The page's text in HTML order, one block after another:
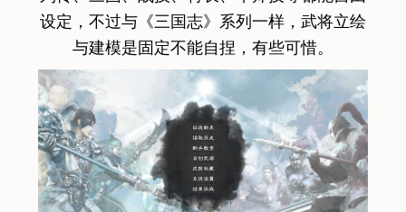
设定，不过与《三国志》系列一样，武将立绘
与建模是固定不能自捏，有些可惜。